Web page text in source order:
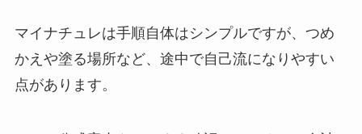
マイナチュレは手順自体はシンプルですが、つめ
かえや塗る場所など、途中で自己流になりやすい
点があります。